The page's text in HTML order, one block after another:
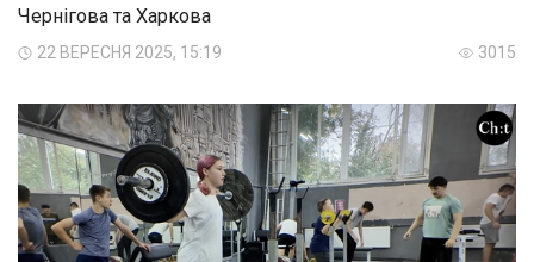
Чернігова та Харкова
22 ВЕРЕСНЯ 2025, 15:19 3015